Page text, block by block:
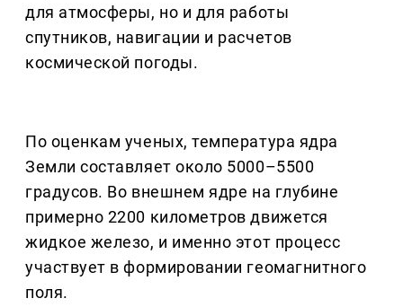
для атмосферы, но и для работы
спутников, навигации и расчетов
космической погоды.
По оценкам ученых, температура ядра
Земли составляет около 5000–5500
градусов. Во внешнем ядре на глубине
примерно 2200 километров движется
жидкое железо, и именно этот процесс
участвует в формировании геомагнитного
поля.